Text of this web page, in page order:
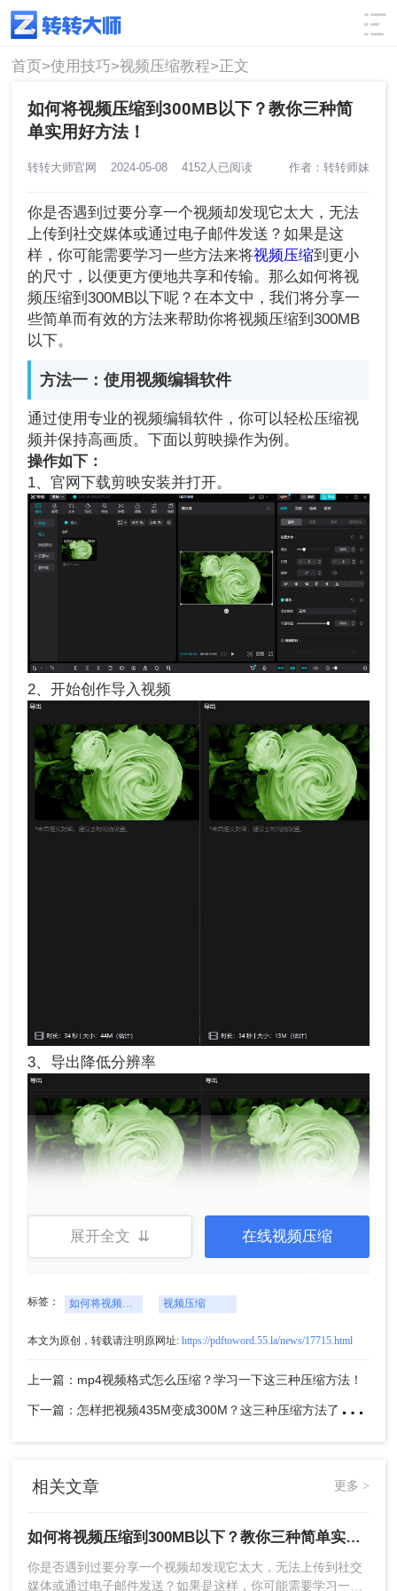
使用技巧 筛选
首页>使用技巧>视频压缩教程>正文
如何将视频压缩到300MB以下？教你三种简
单实用好方法！
转转大师官网 2024-05-08 4152人已阅读 作者：转转师妹
你是否遇到过要分享一个视频却发现它太大，无法
上传到社交媒体或通过电子邮件发送？如果是这
样，你可能需要学习一些方法来将视频压缩到更小
的尺寸，以便更方便地共享和传输。那么如何将视
频压缩到300MB以下呢？在本文中，我们将分享一
些简单而有效的方法来帮助你将视频压缩到300MB
以下。
方法一：使用视频编辑软件
通过使用专业的视频编辑软件，你可以轻松压缩视
频并保持高画质。下面以剪映操作为例。
操作如下：
1、官网下载剪映安装并打开。
2、开始创作导入视频
3、导出降低分辨率
如果你不想下载和安装视频编辑软件，或者希望一
视频压缩工具。下面以转转大师在线视频压缩工具
操作如下：
展开全文 ⇊ 在线视频压缩
标签： 如何将视频压缩到300MB以下 视频压缩
本文为原创，转载请注明原网址: https://pdftoword.55.la/news/17715.html
上一篇：mp4视频格式怎么压缩？学习一下这三种压缩方法！
下
一篇：怎样把视频435M变成300M？这三种压缩方法了解一下！
相关文章 更多 >
如何将视频压缩到300MB以下？教你三种简单实用好方法！
你是否遇到过要分享一个视频却发现它太大，无法上传到社交
媒体或通过电子邮件发送？如果是这样，你可能需要学习一些